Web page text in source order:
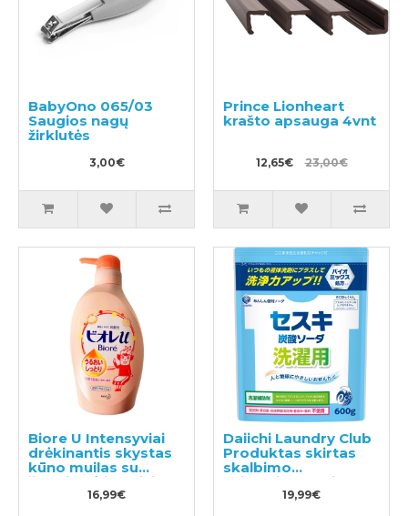
BabyOno 065/03
Saugios nagų
žirklutės
3,00€
Prince Lionheart
krašto apsauga 4vnt
12,65€ 23,00€
Biore U Intensyviai
drėkinantis skystas
kūno muilas su
švelniu gėlių-vaisių
aromatou 480ml
16,99€
Daiichi Laundry Club
Produktas skirtas
skalbimo
veiksmingumui
padidinti 600g
19,99€